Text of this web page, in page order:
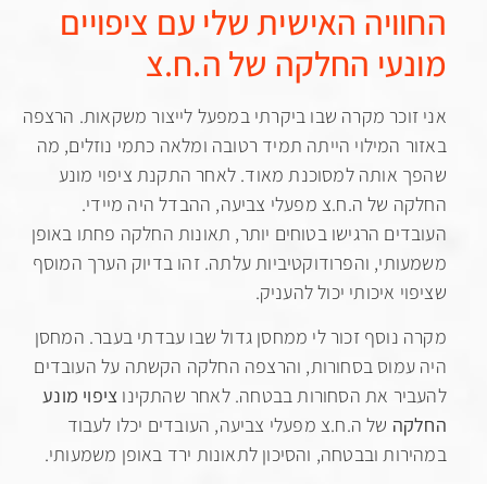
האישית שלי עם ציפויים
החלקה של ה.ח.צ
מקרה שבו ביקרתי במפעל לייצור משקאות. הרצפה
המילוי הייתה תמיד רטובה ומלאה כתמי נוזלים, מה
אותה למסוכנת מאוד. לאחר התקנת ציפוי מונע
של ה.ח.צ מפעלי צביעה, ההבדל היה מיידי.
הרגישו בטוחים יותר, תאונות החלקה פחתו באופן
והפרודוקטיביות עלתה. זהו בדיוק הערך המוסף
איכותי יכול להעניק.
זכור לי ממחסן גדול שבו עבדתי בעבר. המחסן
בסחורות, והרצפה החלקה הקשתה על העובדים
את הסחורות בבטחה. לאחר שהתקינוציפוי מונע
של ה.ח.צ מפעלי צביעה, העובדים יכלו לעבוד
ובבטחה, והסיכון לתאונות ירד באופן משמעותי.